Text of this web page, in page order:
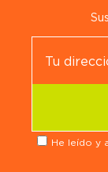
He leído y